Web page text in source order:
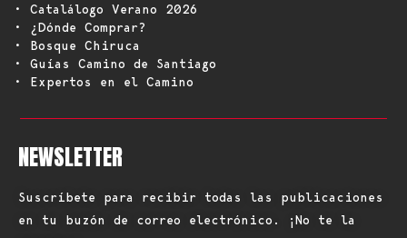
• Catalálogo Verano 2026
• ¿Dónde Comprar?
• Bosque Chiruca
• Guías Camino de Santiago
• Expertos en el Camino
NEWSLETTER
Suscríbete para recibir todas las publicaciones
en tu buzón de correo electrónico. ¡No te la